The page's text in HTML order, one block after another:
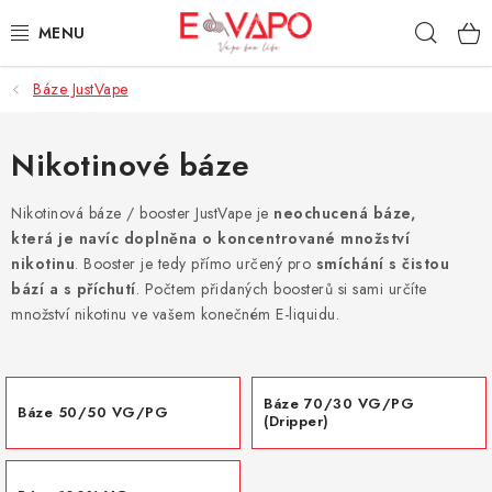
na
3D TISK
TIPY ZA DOBROU CENU
AROMATA A PŘÍCHUTĚ
BÁZE
E-LIQUIDY
E-CIGARETY
Báze JustVape
Nikotinové báze
Nikotinová báze / booster JustVape je neochucená báze,
která je navíc doplněna o koncentrované množství
nikotinu. Booster je tedy přímo určený pro smíchání s čistou
bází a s příchutí. Počtem přidaných boosterů si sami určíte
množství nikotinu ve vašem konečném E-liquidu.
Báze 50/50 VG/PG
Báze 70/30 VG/PG
(Dripper)